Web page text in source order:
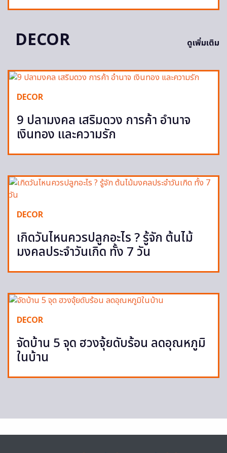
DECOR ดูเพิ่มเติม
DECOR
9 ปลามงคล เสริมดวง การค้า อำนาจ
เงินทอง และความรัก
DECOR
เกิดวันไหนควรปลูกอะไร ? รู้จัก ต้นไม้
มงคลประจำวันเกิด ทั้ง 7 วัน
DECOR
จัดบ้าน 5 จุด ฮวงจุ้ยดับร้อน ลดอุณหภูมิ
ในบ้าน